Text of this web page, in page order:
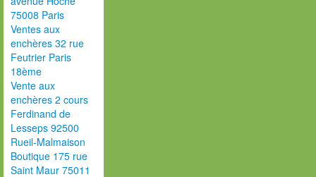
75008 Paris
Ventes aux
enchères 32 rue
Feutrier Paris
18ème
Vente aux
enchères 2 cours
Ferdinand de
Lesseps 92500
Rueil-Malmaison
Boutique 175 rue
Saint Maur 75011